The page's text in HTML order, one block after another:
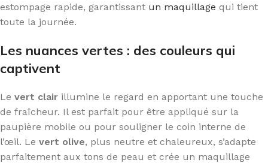
estompage rapide, garantissant un maquillage qui tient
toute la journée.
Les nuances vertes : des couleurs qui
captivent
Le vert clair illumine le regard en apportant une touche
de fraîcheur. Il est parfait pour être appliqué sur la
paupière mobile ou pour souligner le coin interne de
l’œil. Le vert olive, plus neutre et chaleureux, s’adapte
parfaitement aux tons de peau et crée un maquillage